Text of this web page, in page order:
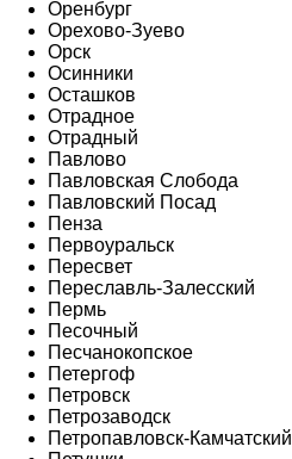
Оренбург
Орехово-Зуево
Орск
Осинники
Осташков
Отрадное
Отрадный
Павлово
Павловская Слобода
Павловский Посад
Пенза
Первоуральск
Пересвет
Переславль-Залесский
Пермь
Песочный
Песчанокопское
Петергоф
Петровск
Петрозаводск
Петропавловск-Камчатский